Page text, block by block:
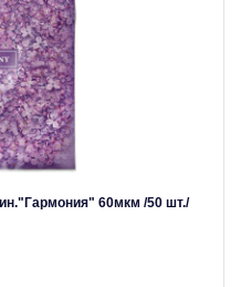
60мкм /50 шт./